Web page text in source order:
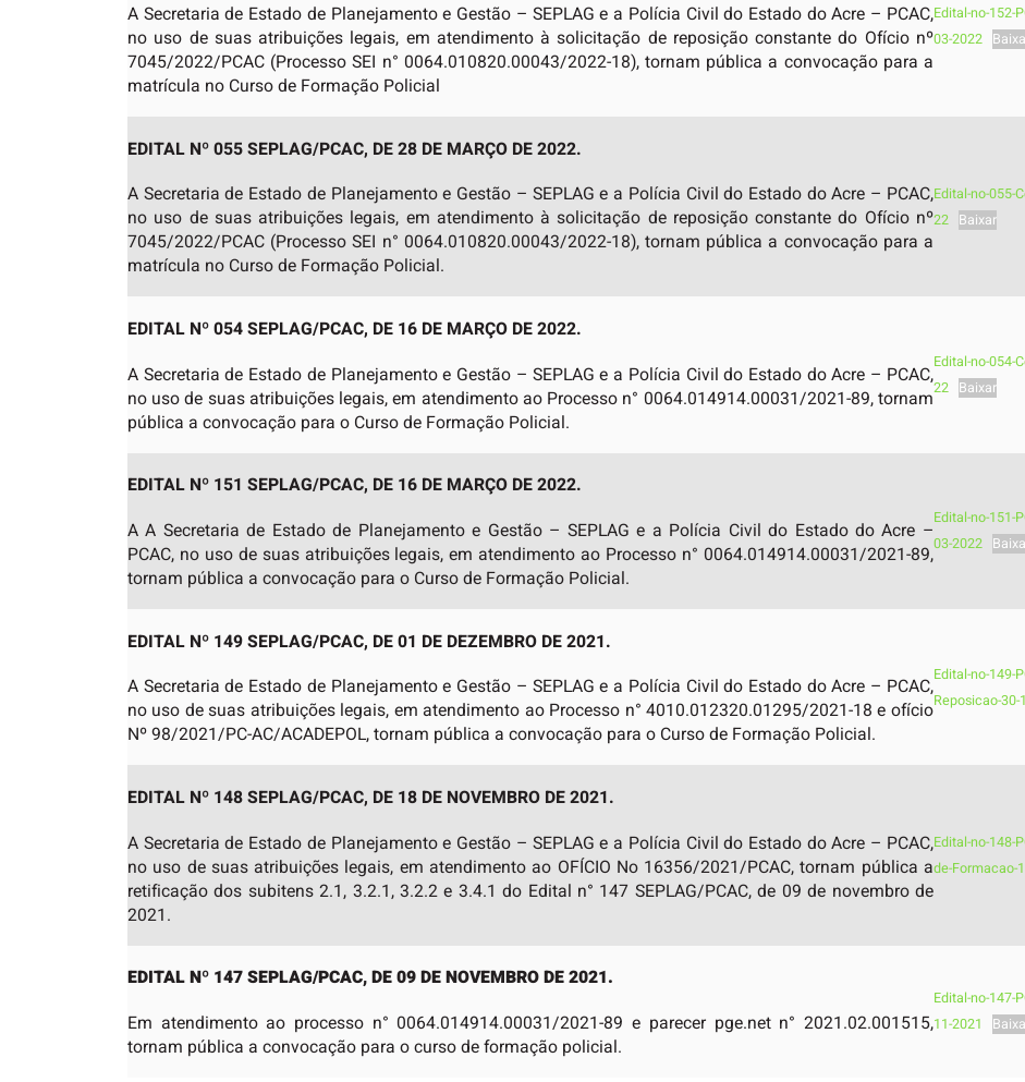
A Secretaria de Estado de Planejamento e Gestão – SEPLAG e a Polícia Civil do Estado do Acre – PCAC,
no uso de suas atribuições legais, em atendimento à solicitação de reposição constante do Ofício nº
7045/2022/PCAC (Processo SEI n° 0064.010820.00043/2022-18), tornam pública a convocação para a
matrícula no Curso de Formação Policial
Edital-no-152-
03-2022
EDITAL Nº 055 SEPLAG/PCAC, DE 28 DE MARÇO DE 2022.
A Secretaria de Estado de Planejamento e Gestão – SEPLAG e a Polícia Civil do Estado do Acre – PCAC,
no uso de suas atribuições legais, em atendimento à solicitação de reposição constante do Ofício nº
7045/2022/PCAC (Processo SEI n° 0064.010820.00043/2022-18), tornam pública a convocação para a
matrícula no Curso de Formação Policial.
Edital-no-055-
22 Baixar
EDITAL Nº 054 SEPLAG/PCAC, DE 16 DE MARÇO DE 2022.
A Secretaria de Estado de Planejamento e Gestão – SEPLAG e a Polícia Civil do Estado do Acre – PCAC,
no uso de suas atribuições legais, em atendimento ao Processo n° 0064.014914.00031/2021-89, tornam
pública a convocação para o Curso de Formação Policial.
Edital-no-054-
22 Baixar
EDITAL Nº 151 SEPLAG/PCAC, DE 16 DE MARÇO DE 2022.
A A Secretaria de Estado de Planejamento e Gestão – SEPLAG e a Polícia Civil do Estado do Acre –
PCAC, no uso de suas atribuições legais, em atendimento ao Processo n° 0064.014914.00031/2021-89,
tornam pública a convocação para o Curso de Formação Policial.
Edital-no-151-
03-2022
EDITAL Nº 149 SEPLAG/PCAC, DE 01 DE DEZEMBRO DE 2021.
A Secretaria de Estado de Planejamento e Gestão – SEPLAG e a Polícia Civil do Estado do Acre – PCAC,
no uso de suas atribuições legais, em atendimento ao Processo n° 4010.012320.01295/2021-18 e ofício
Nº 98/2021/PC-AC/ACADEPOL, tornam pública a convocação para o Curso de Formação Policial.
Edital-no-149-
Reposicao-30-
EDITAL Nº 148 SEPLAG/PCAC, DE 18 DE NOVEMBRO DE 2021.
A Secretaria de Estado de Planejamento e Gestão – SEPLAG e a Polícia Civil do Estado do Acre – PCAC,
no uso de suas atribuições legais, em atendimento ao OFÍCIO No 16356/2021/PCAC, tornam pública a
retificação dos subitens 2.1, 3.2.1, 3.2.2 e 3.4.1 do Edital n° 147 SEPLAG/PCAC, de 09 de novembro de
2021.
Edital-no-148-
de-Formacao-
EDITAL Nº 147 SEPLAG/PCAC, DE 09 DE NOVEMBRO DE 2021.
Em atendimento ao processo n° 0064.014914.00031/2021-89 e parecer pge.net n° 2021.02.001515,
tornam pública a convocação para o curso de formação policial.
Edital-no-147-
11-2021